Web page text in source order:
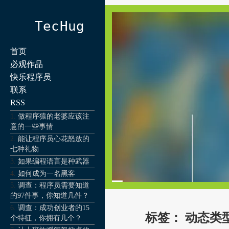
TecHug
首页
必观作品
快乐程序员
联系
RSS
做程序猿的老婆应该注
意的一些事情
能让程序员心花怒放的
七种礼物
如果编程语言是种武器
如何成为一名黑客
调查：程序员需要知道
的97件事，你知道几件？
调查：成功创业者的15
个特征，你拥有几个？
标签： 动态类